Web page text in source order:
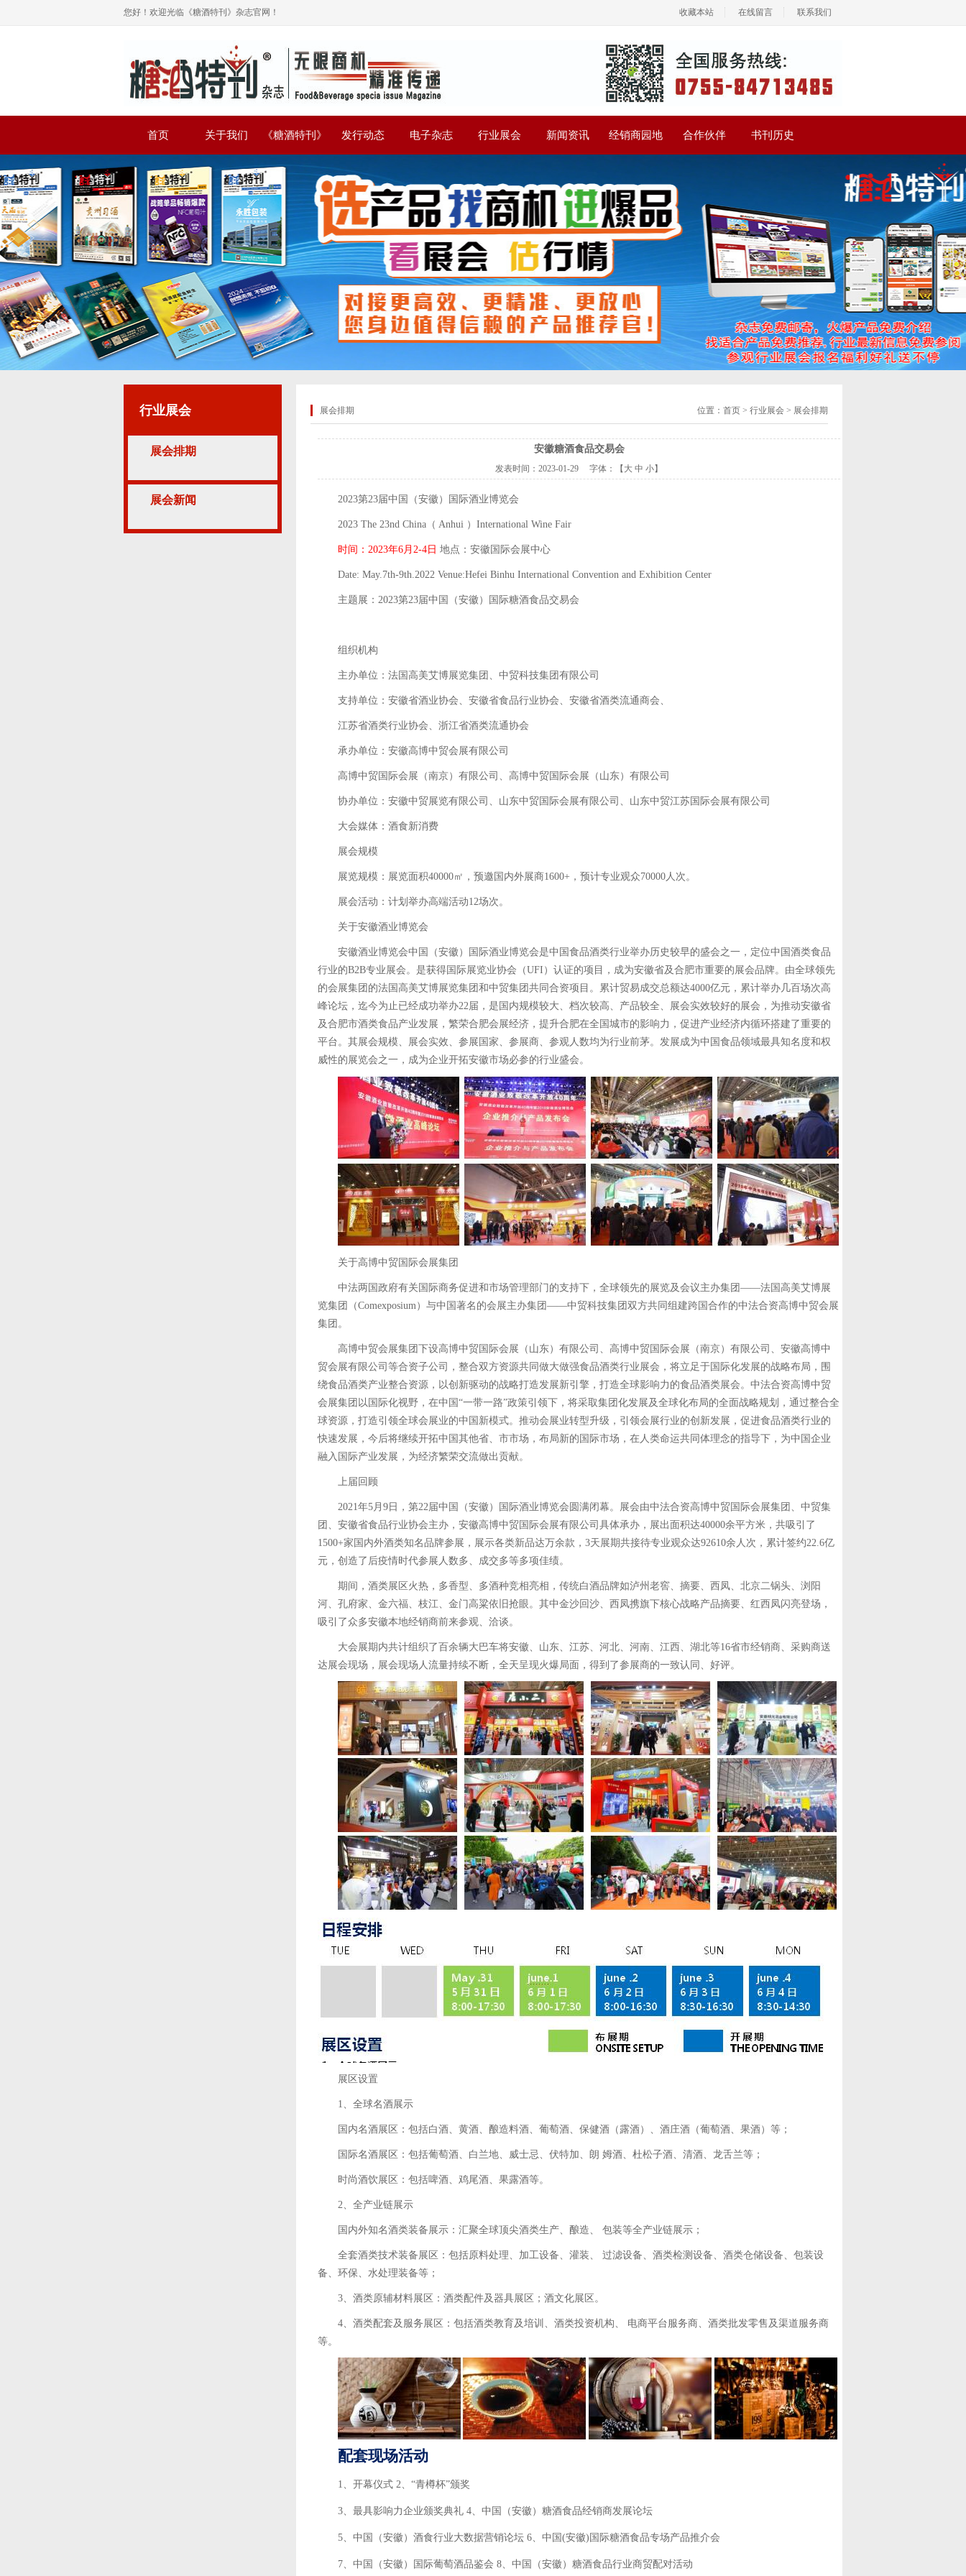
您好！欢迎光临《糖酒特刊》杂志官网！ 收藏本站 在线留言 联系我们
首页 关于我们 《糖酒特刊》 发行动态 电子杂志 行业展会 新闻资讯 经销商园地 合作伙伴 书刊历史
行业展会
展会排期
展会新闻
展会排期 位置： 首页 > 行业展会 > 展会排期
安徽糖酒食品交易会
发表时间： 2023-01-29 字体：【 大 中 小】
2023第23届中国（安徽）国际酒业博览会
2023 The 23nd China（ Anhui ）International Wine Fair
时间：2023年6月2-4日 地点：安徽国际会展中心
Date: May.7th-9th.2022 Venue:Hefei Binhu International Convention and Exhibition Center
主题展：2023第23届中国（安徽）国际糖酒食品交易会
组织机构
主办单位：法国高美艾博展览集团、中贸科技集团有限公司
支持单位：安徽省酒业协会、安徽省食品行业协会、安徽省酒类流通商会、
江苏省酒类行业协会、浙江省酒类流通协会
承办单位：安徽高博中贸会展有限公司
高博中贸国际会展（南京）有限公司、高博中贸国际会展（山东）有限公司
协办单位：安徽中贸展览有限公司、山东中贸国际会展有限公司、山东中贸江苏国际会展有限公司
大会媒体：酒食新消费
展会规模
展览规模：展览面积40000㎡，预邀国内外展商1600+，预计专业观众70000人次。
展会活动：计划举办高端活动12场次。
关于安徽酒业博览会
安徽酒业博览会中国（安徽）国际酒业博览会是中国食品酒类行业举办历史较早的盛会之一，定位中国酒类食品
行业的B2B专业展会。是获得国际展览业协会（UFI）认证的项目，成为安徽省及合肥市重要的展会品牌。由全球领先
的会展集团的法国高美艾博展览集团和中贸集团共同合资项目。累计贸易成交总额达4000亿元，累计举办几百场次高
峰论坛，迄今为止已经成功举办22届，是国内规模较大、档次较高、产品较全、展会实效较好的展会，为推动安徽省
及合肥市酒类食品产业发展，繁荣合肥会展经济，提升合肥在全国城市的影响力，促进产业经济内循环搭建了重要的
平台。其展会规模、展会实效、参展国家、参展商、参观人数均为行业前茅。发展成为中国食品领域最具知名度和权
威性的展览会之一，成为企业开拓安徽市场必参的行业盛会。
关于高博中贸国际会展集团
中法两国政府有关国际商务促进和市场管理部门的支持下，全球领先的展览及会议主办集团——法国高美艾博展
览集团（Comexposium）与中国著名的会展主办集团——中贸科技集团双方共同组建跨国合作的中法合资高博中贸会展
集团。
高博中贸会展集团下设高博中贸国际会展（山东）有限公司、高博中贸国际会展（南京）有限公司、安徽高博中
贸会展有限公司等合资子公司，整合双方资源共同做大做强食品酒类行业展会，将立足于国际化发展的战略布局，围
绕食品酒类产业整合资源，以创新驱动的战略打造发展新引擎，打造全球影响力的食品酒类展会。中法合资高博中贸
会展集团以国际化视野，在中国“一带一路”政策引领下，将采取集团化发展及全球化布局的全面战略规划，通过整合全
球资源，打造引领全球会展业的中国新模式。推动会展业转型升级，引领会展行业的创新发展，促进食品酒类行业的
快速发展，今后将继续开拓中国其他省、市市场，布局新的国际市场，在人类命运共同体理念的指导下，为中国企业
融入国际产业发展，为经济繁荣交流做出贡献。
上届回顾
2021年5月9日，第22届中国（安徽）国际酒业博览会圆满闭幕。展会由中法合资高博中贸国际会展集团、中贸集
团、安徽省食品行业协会主办，安徽高博中贸国际会展有限公司具体承办，展出面积达40000余平方米，共吸引了
1500+家国内外酒类知名品牌参展，展示各类新品达万余款，3天展期共接待专业观众达92610余人次，累计签约22.6亿
元，创造了后疫情时代参展人数多、成交多等多项佳绩。
期间，酒类展区火热，多香型、多酒种竞相亮相，传统白酒品牌如泸州老窖、摘要、西凤、北京二锅头、浏阳
河、孔府家、金六福、枝江、金门高粱依旧抢眼。其中金沙回沙、西凤携旗下核心战略产品摘要、红西凤闪亮登场，
吸引了众多安徽本地经销商前来参观、洽谈。
大会展期内共计组织了百余辆大巴车将安徽、山东、江苏、河北、河南、江西、湖北等16省市经销商、采购商送
达展会现场，展会现场人流量持续不断，全天呈现火爆局面，得到了参展商的一致认同、好评。
展区设置
1、全球名酒展示
国内名酒展区：包括白酒、黄酒、酿造料酒、葡萄酒、保健酒（露酒）、酒庄酒（葡萄酒、果酒）等；
国际名酒展区：包括葡萄酒、白兰地、威士忌、伏特加、朗 姆酒、杜松子酒、清酒、龙舌兰等；
时尚酒饮展区：包括啤酒、鸡尾酒、果露酒等。
2、全产业链展示
国内外知名酒类装备展示：汇聚全球顶尖酒类生产、酿造、 包装等全产业链展示；
全套酒类技术装备展区：包括原料处理、加工设备、灌装、 过滤设备、酒类检测设备、酒类仓储设备、包装设
备、环保、水处理装备等；
3、酒类原辅材料展区：酒类配件及器具展区；酒文化展区。
4、酒类配套及服务展区：包括酒类教育及培训、酒类投资机构、 电商平台服务商、酒类批发零售及渠道服务商
等。
配套现场活动
1、开幕仪式 2、“青樽杯”颁奖
3、最具影响力企业颁奖典礼 4、中国（安徽）糖酒食品经销商发展论坛
5、中国（安徽）酒食行业大数据营销论坛 6、中国(安徽)国际糖酒食品专场产品推介会
7、中国（安徽）国际葡萄酒品鉴会 8、中国（安徽）糖酒食品行业商贸配对活动